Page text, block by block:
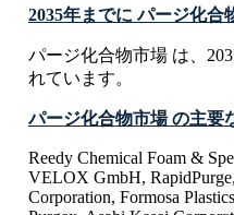
2035年までに パージ化
パージ化合物市場 は、
れています。
パージ化合物市場 の主要
Reedy Chemical Foam &
VELOX GmbH,
Corporation, Formosa